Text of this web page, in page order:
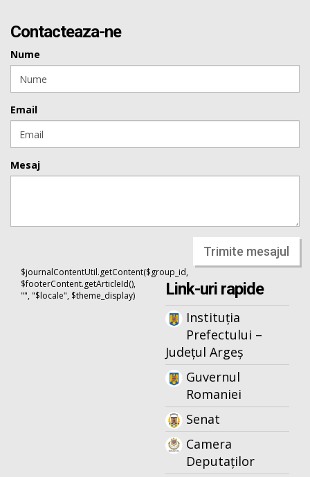
Contacteaza-ne
Nume
Email
Mesaj
Trimite mesajul
$journalContentUtil.getContent($group_id,
$footerContent.getArticleId(),
"", "$locale", $theme_display)
Link-uri rapide
Instituția
Prefectului –
Județul Argeș
Guvernul
Romaniei
Senat
Camera
Deputaților